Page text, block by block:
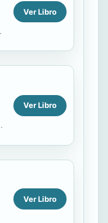
Ver Libro
Ver Libro
Ver Libro